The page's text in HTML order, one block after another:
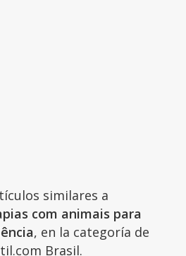
similares a
com animais para
, en la categoría de
Brasil.